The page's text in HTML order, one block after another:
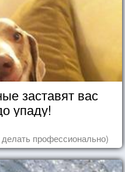
заставят вас
упаду!
профессионально)